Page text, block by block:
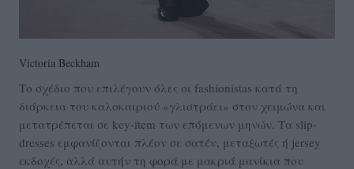
Victoria Beckham
Το σχέδιο που επιλέγουν όλες οι fashionistas κατά τη
διάρκεια του καλοκαιριού «γλιστράει» στον χειμώνα και
μετατρέπεται σε key-item των επόμενων μηνών. Τα slip-
dresses εμφανίζονται πλέον σε σατέν, μεταξωτές ή jersey
εκδοχές, αλλά αυτήν τη φορά με μακριά μανίκια που